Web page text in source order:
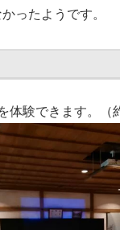
ったようです。
体験できます。（